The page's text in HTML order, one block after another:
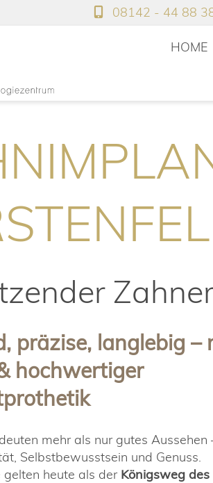
08142 - 44 88
HOME
präzise, langlebig –
hochwertiger
mehr als nur gutes Aussehen
Selbstbewusstsein und Genuss.
heute als der Königsweg des